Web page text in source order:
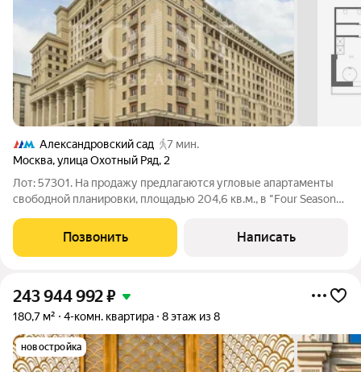
Александровский сад
7 мин.
Москва,улица Охотный Ряд, 2
Лот: 57301. На продажу предлагаются угловые апартаменты
свободной планировки, площадью 204,6 кв.м., в "Four Seasons
Возможная планировка: кухня-гостиная с зоной столовой и
выходом на балкон,
Позвонить Написать
243 944 992₽
180,7 м² 4-комн. квартира 8 этаж из 8
новостройка